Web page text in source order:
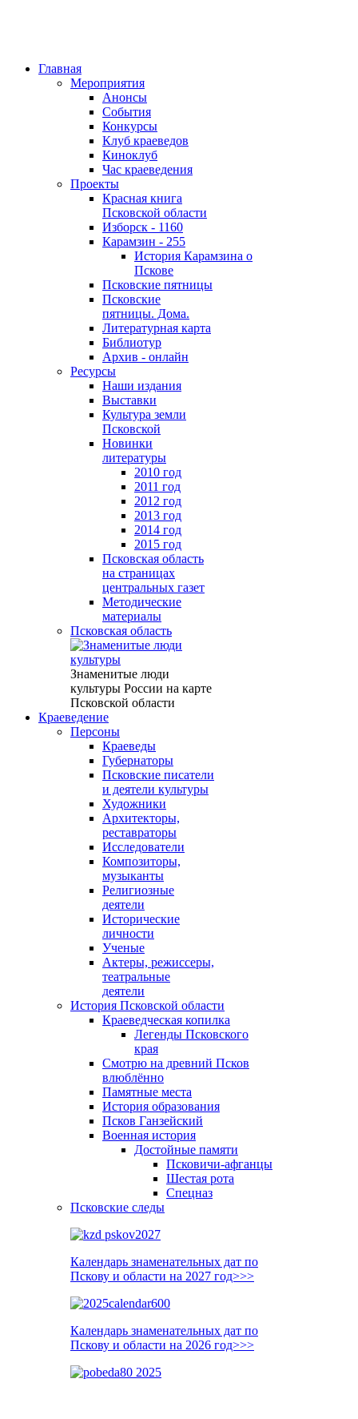
Главная
Мероприятия
Анонсы
События
Конкурсы
Клуб краеведов
Киноклуб
Час краеведения
Проекты
Красная книга
Псковской области
Изборск - 1160
Карамзин - 255
История Карамзина о
Пскове
Псковские пятницы
Псковские
пятницы. Дома.
Литературная карта
Библиотур
Архив - онлайн
Ресурсы
Наши издания
Выставки
Культура земли
Псковской
Новинки
литературы
2010 год
2011 год
2012 год
2013 год
2014 год
2015 год
Псковская область
на страницах
центральных газет
Методические
материалы
Псковская область
Знаменитые люди
культуры России на карте
Псковской области
Краеведение
Персоны
Краеведы
Губернаторы
Псковские писатели
и деятели культуры
Художники
Архитекторы,
реставраторы
Исследователи
Композиторы,
музыканты
Религиозные
деятели
Исторические
личности
Ученые
Актеры, режиссеры,
театральные
деятели
История Псковской области
Краеведческая копилка
Легенды Псковского
края
Смотрю на древний Псков
влюблённо
Памятные места
История образования
Псков Ганзейский
Военная история
Достойные памяти
Псковичи-афганцы
Шестая рота
Спецназ
Псковские следы
Календарь знаменательных дат по
Пскову и области на 2027 год>>>
Календарь знаменательных дат по
Пскову и области на 2026 год>>>